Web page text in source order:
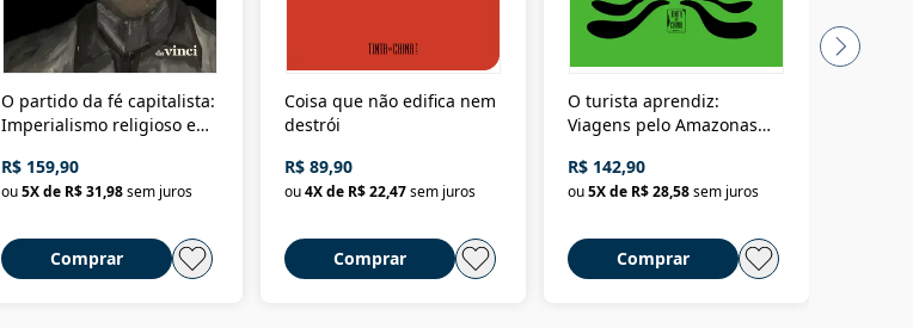
O partido da fé capitalista:
Imperialismo religioso e
Brasil
R$ 159,90
ou5X de R$ 31,98sem juros
Comprar
Coisa que não edifica nem
destrói
R$ 89,90
ou4X de R$ 22,47sem juros
Comprar
O turista aprendiz:
Viagens pelo Amazonas
até a Bolívia e por Marajó
até dizer chega
R$ 142,90
ou5X de R$ 28,58sem juros
Comprar